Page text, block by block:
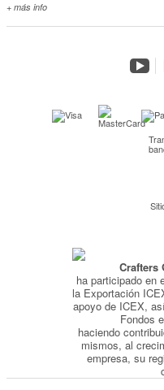
+ más info
Kimidori PRINT, nuestro servicio de
Nuevo sistema de UNIÓN DE
Pago seguro y financiación
Condiciones generales de Compra
Política de Privacidad
Política de Cookies
Crafters
ha participado en
la Exportación
apoyo de ICEX,
Fondos
haciendo
mismos, al
empresa, su